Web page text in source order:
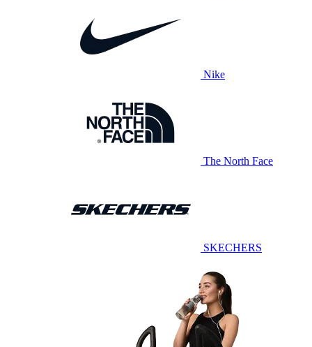
Nike
The North Face
SKECHERS